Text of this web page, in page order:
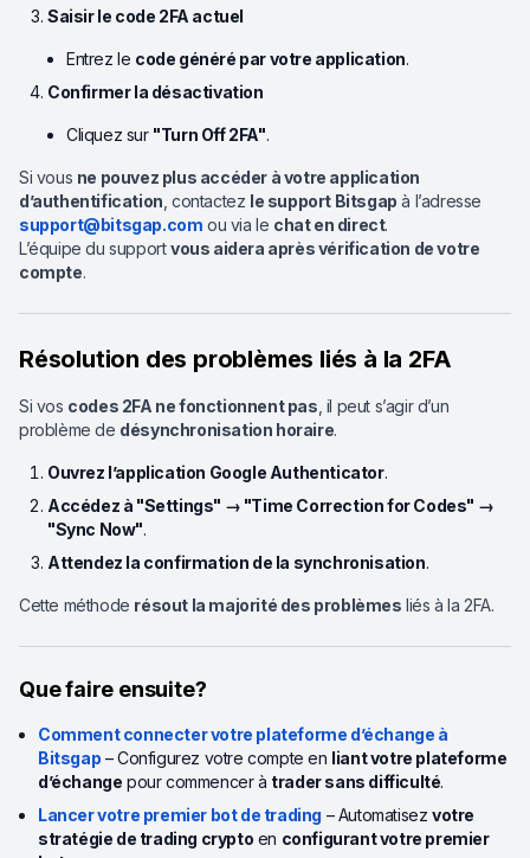
Saisir le code 2FA actuel
Entrez le code généré par votre application.
Confirmer la désactivation
Cliquez sur "Turn Off 2FA".
Si vous ne pouvez plus accéder à votre application
d’authentification , contactez le support Bitsgap à l’adresse
support@bitsgap.com ou via le chat en direct.
L’équipe du supportvous aidera après vérification de votre
compte.
Résolution des problèmes liés à la 2FA
Si vos codes 2FA ne fonctionnent pas , il peut s’agir d’un
problème de désynchronisation horaire.
Ouvrez l’application Google Authenticator.
Accédez à "Settings" → "Time Correction for Codes" →
"Sync Now".
Attendez la confirmation de la synchronisation.
Cette méthode résout la majorité des problèmes liés à la 2FA.
Que faire ensuite?
Comment connecter votre plateforme d’échange à
Bitsgap – Configurez votre compte en liant votre plateforme
d’échange pour commencer à trader sans difficulté.
Lancer votre premier bot de trading – Automatisez votre
stratégie de trading crypto en configurant votre premier